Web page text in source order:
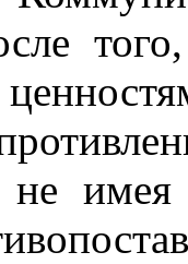
не